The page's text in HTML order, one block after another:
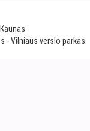
- Vilniaus verslo parkas